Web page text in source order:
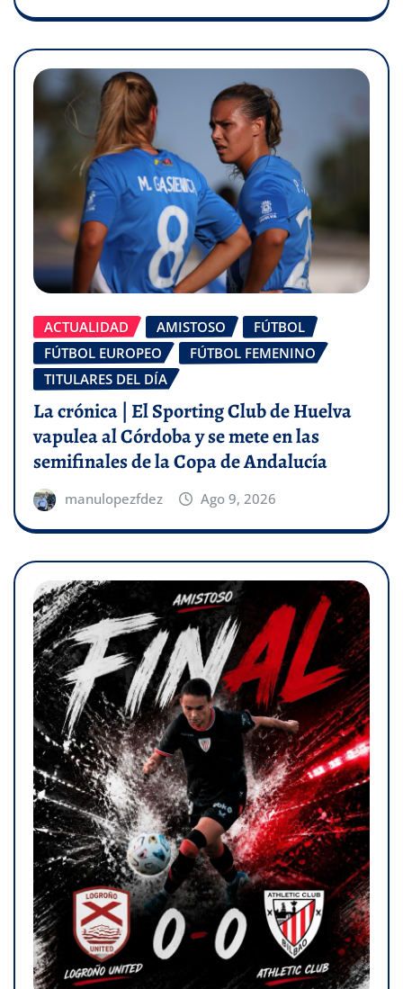
ACTUALIDAD AMISTOSO
FÚTBOL
FÚTBOL EUROPEO
FÚTBOL FEMENINO
TITULARES DEL DÍA
La crónica | El Sporting Club de Huelva
vapulea al Córdoba y se mete en las
semifinales de la Copa de Andalucía
manulopezfdez Ago 9, 2026